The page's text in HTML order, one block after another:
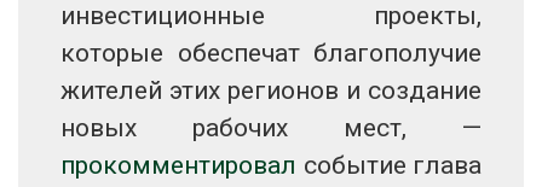
инвестиционные проекты,
которые обеспечат благополучие
жителей этих регионов и создание
новых рабочих мест, —
прокомментировал событие глава